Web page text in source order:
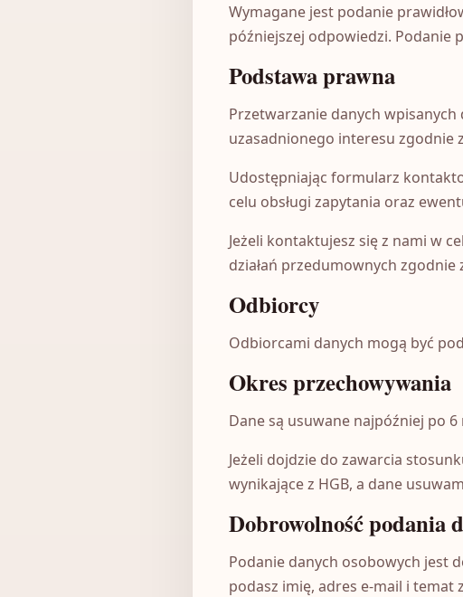
Wymagane jest podanie
późniejszej odpowiedzi. Podanie
Podstawa prawna
Przetwarzanie danych
uzasadnionego interesu zgodnie
Udostępniając formularz
celu obsługi zapytania oraz
Jeżeli kontaktujesz się z nami w
działań przedumownych zgodnie
Odbiorcy
Odbiorcami danych mogą być
Okres przechowywania
Dane są usuwane najpóźniej po
Jeżeli dojdzie do zawarcia
wynikające z HGB, a dane
Dobrowolność podania
Podanie danych osobowych jest
podasz imię, adres e-mail i temat